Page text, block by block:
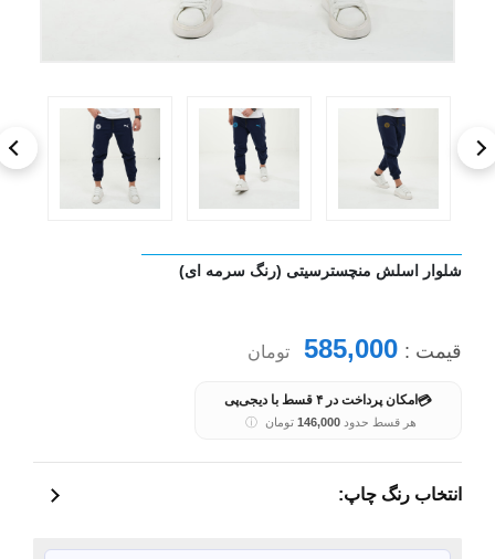
شلوار اسلش منچسترسیتی (رنگ سرمه ای)
قیمت : 585,000 تومان
💳 امکان پرداخت در ۴ قسط با دیجی‌پی
هر قسط حدود146,000 تومان ⓘ
انتخاب رنگ چاپ: